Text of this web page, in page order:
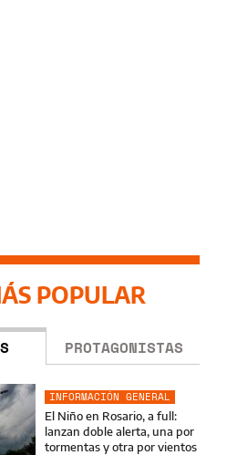
POPULAR
PROTAGONISTAS
INFORMACIÓN GENERAL
El Niño en Rosario, a full:
lanzan doble alerta, una por
tormentas y otra por vientos